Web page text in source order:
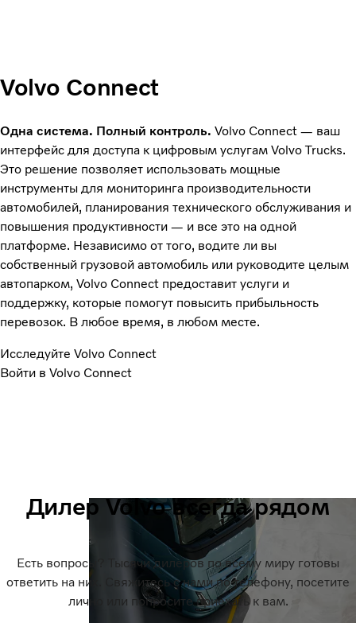
Volvo Connect
Одна система. Полный контроль. Volvo Connect — ваш
интерфейс для доступа к цифровым услугам Volvo Trucks.
Это решение позволяет использовать мощные
инструменты для мониторинга производительности
автомобилей, планирования технического обслуживания и
повышения продуктивности — и все это на одной
платформе. Независимо от того, водите ли вы
собственный грузовой автомобиль или руководите целым
автопарком, Volvo Connect предоставит услуги и
поддержку, которые помогут повысить прибыльность
перевозок. В любое время, в любом месте.
Исследуйте Volvo Connect
Войти в Volvo Connect
Дилер Volvo всегда рядом
Есть вопросы? Тысячи дилеров по всему миру готовы
ответить на них. Свяжитесь с нами по телефону, посетите
лично или попросите приехать к вам.